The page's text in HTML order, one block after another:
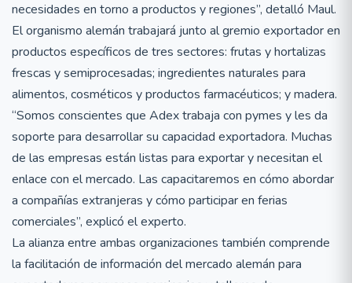
necesidades en torno a productos y regiones”, detalló Maul.
El organismo alemán trabajará junto al gremio exportador en
productos específicos de tres sectores: frutas y hortalizas
frescas y semiprocesadas; ingredientes naturales para
alimentos, cosméticos y productos farmacéuticos; y madera.
“Somos conscientes que Adex trabaja con pymes y les da
soporte para desarrollar su capacidad exportadora. Muchas
de las empresas están listas para exportar y necesitan el
enlace con el mercado. Las capacitaremos en cómo abordar
a compañías extranjeras y cómo participar en ferias
comerciales”, explicó el experto.
La alianza entre ambas organizaciones también comprende
la facilitación de información del mercado alemán para